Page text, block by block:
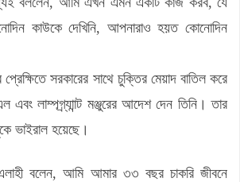
কাউকে দেখিনি, আপনারাও হয়ত কোনোদিন
সরকারের সাথে চুক্তির মেয়াদ বাতিল করে
লাম্পগ্র্যাান্ট মঞ্জুরের আদেশ দেন তিনি। তার
ভাইরাল হয়েছে।
বলেন, আমি আমার ৩৩ বছর চাকরি জীবনে